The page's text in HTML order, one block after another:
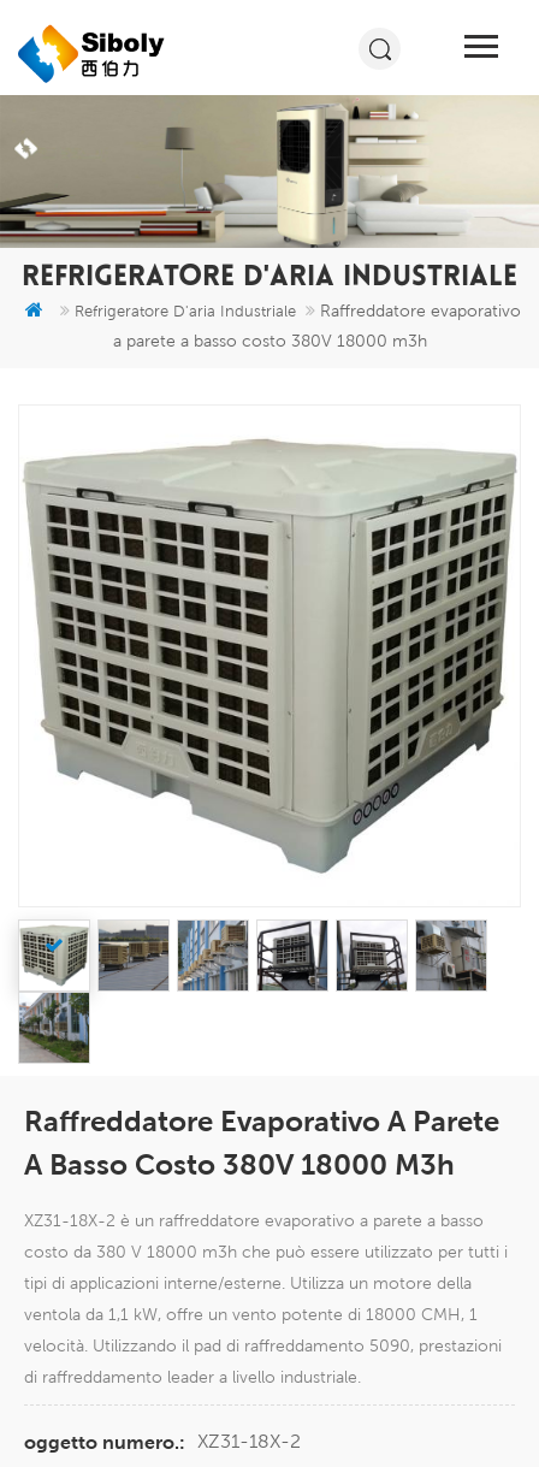
REFRIGERATORE D'ARIA INDUSTRIALE
Refrigeratore D'aria Industriale
Raffreddatore evaporativo
a parete a basso costo 380V 18000 m3h
Raffreddatore Evaporativo A Parete
A Basso Costo 380V 18000 M3h
XZ31-18X-2 è un raffreddatore evaporativo a parete a basso
costo da 380 V 18000 m3h che può essere utilizzato per tutti i
tipi di applicazioni interne/esterne. Utilizza un motore della
ventola da 1,1 kW, offre un vento potente di 18000 CMH, 1
velocità. Utilizzando il pad di raffreddamento 5090, prestazioni
di raffreddamento leader a livello industriale.
oggetto numero.: XZ31-18X-2